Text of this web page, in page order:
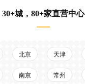
30+城，80+家直营中心
天津
常州
北京
南京